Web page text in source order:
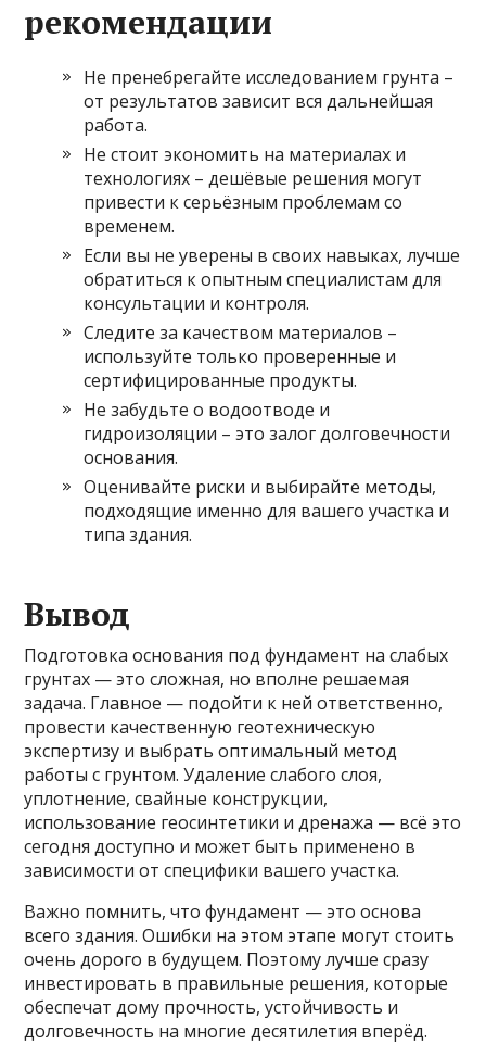
рекомендации
Не пренебрегайте исследованием грунта –
от результатов зависит вся дальнейшая
работа.
Не стоит экономить на материалах и
технологиях – дешёвые решения могут
привести к серьёзным проблемам со
временем.
Если вы не уверены в своих навыках, лучше
обратиться к опытным специалистам для
консультации и контроля.
Следите за качеством материалов –
используйте только проверенные и
сертифицированные продукты.
Не забудьте о водоотводе и
гидроизоляции – это залог долговечности
основания.
Оценивайте риски и выбирайте методы,
подходящие именно для вашего участка и
типа здания.
Вывод
Подготовка основания под фундамент на слабых
грунтах — это сложная, но вполне решаемая
задача. Главное — подойти к ней ответственно,
провести качественную геотехническую
экспертизу и выбрать оптимальный метод
работы с грунтом. Удаление слабого слоя,
уплотнение, свайные конструкции,
использование геосинтетики и дренажа — всё это
сегодня доступно и может быть применено в
зависимости от специфики вашего участка.
Важно помнить, что фундамент — это основа
всего здания. Ошибки на этом этапе могут стоить
очень дорого в будущем. Поэтому лучше сразу
инвестировать в правильные решения, которые
обеспечат дому прочность, устойчивость и
долговечность на многие десятилетия вперёд.